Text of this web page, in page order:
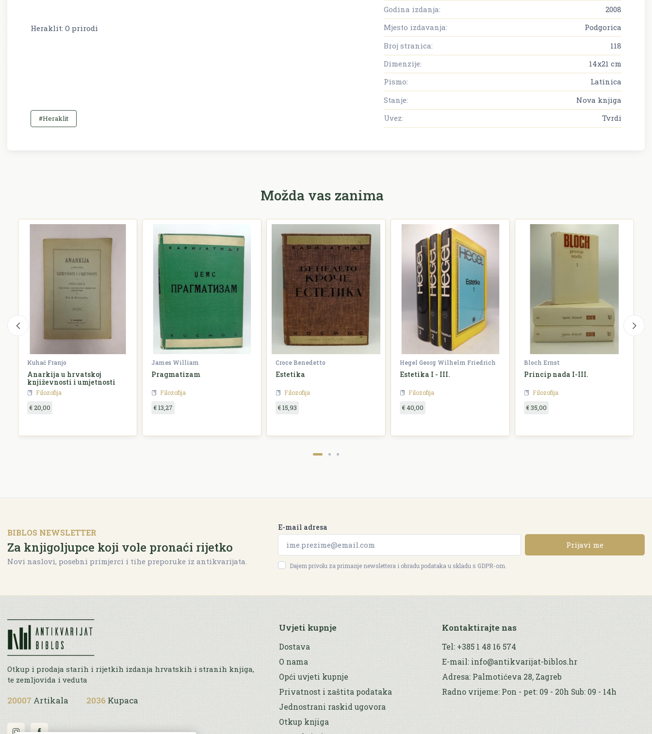
Heraklit: O prirodi
#Heraklit
Godina izdanja:
2008
Mjesto izdavanja:
Podgorica
Broj stranica:
118
Dimenzije:
14x21 cm
Pismo:
Latinica
Stanje:
Nova knjiga
Uvez:
Tvrdi
Možda vas zanima
Kuhač Franjo
Anarkija u hrvatskoj
književnosti i umjetnosti
Filozofija
€ 20,00
James William
Pragmatizam
Filozofija
€ 13,27
Croce Benedetto
Estetika
Filozofija
€ 15,93
Hegel Georg Wilhelm Friedrich
Estetika I - III.
Filozofija
€ 40,00
Bloch Ernst
Princip nada I-III.
Filozofija
€ 35,00
BIBLOS NEWSLETTER
Za knjigoljupce koji vole pronaći rijetko
Novi naslovi, posebni primjerci i tihe preporuke iz antikvarijata.
E-mail adresa
Prijavi me
Dajem privolu za primanje newslettera i obradu podataka u skladu s GDPR-om.
Otkup i prodaja starih i rijetkih izdanja hrvatskih i stranih knjiga,
te zemljovida i veduta
20007 Artikala 2036 Kupaca
Uvjeti kupnje
Dostava
O nama
Opći uvjeti kupnje
Privatnost i zaštita podataka
Jednostrani raskid ugovora
Otkup knjiga
Kontaktirajte nas
Tel: +385 1 48 16 574
E-mail: info@antikvarijat-biblos.hr
Adresa: Palmotićeva 28, Zagreb
Radno vrijeme: Pon - pet: 09 - 20h Sub: 09 - 14h